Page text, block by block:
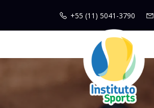
+55 (11) 5041-3790